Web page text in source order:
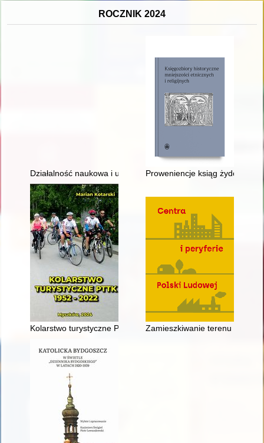
ROCZNIK 2024
Działalność naukowa i upowszechniająca badania naukowe
Proweniencje ksiąg
Kolarstwo turystyczne PTTK 1952-2022Zamieszkiwanie terenu